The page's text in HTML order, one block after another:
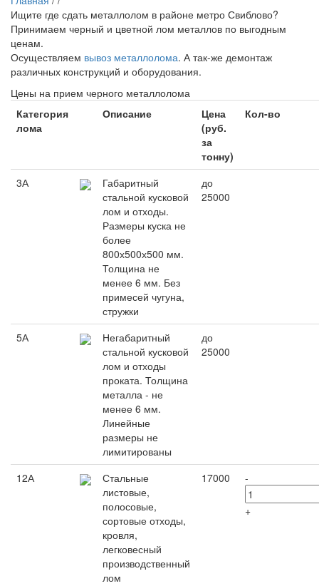
Ищите где сдать металлолом в районе метро Свиблово?
Принимаем черный и цветной лом металлов по выгодным
ценам.
Осуществляем вывоз металлолома. А так-же демонтаж
различных конструкций и оборудования.
Цены на прием черного металлолома
Категория
лома
Описание
Цена
(руб.
за
тонну)
Кол-во
3А
Габаритный
стальной кусковой
лом и отходы.
Размеры куска не
более
800х500х500 мм.
Толщина не
менее 6 мм. Без
примесей чугуна,
стружки
до
25000
5А
Негабаритный
стальной кусковой
лом и отходы
проката. Толщина
металла - не
менее 6 мм.
Линейные
размеры не
лимитированы
до
25000
12А
Стальные
листовые,
полосовые,
сортовые отходы,
кровля,
легковесный
производственный
лом
17000 -
+